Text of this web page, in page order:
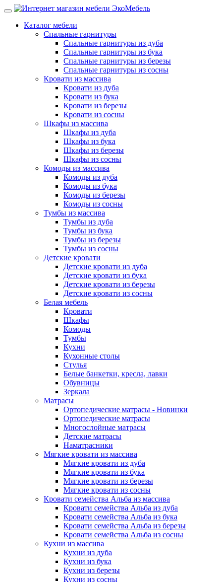
Каталог мебели
Спальные гарнитуры
Спальные гарнитуры из дуба
Спальные гарнитуры из бука
Спальные гарнитуры из березы
Спальные гарнитуры из сосны
Кровати из массива
Кровати из дуба
Кровати из бука
Кровати из березы
Кровати из сосны
Шкафы из массива
Шкафы из дуба
Шкафы из бука
Шкафы из березы
Шкафы из сосны
Комоды из массива
Комоды из дуба
Комоды из бука
Комоды из березы
Комоды из сосны
Тумбы из массива
Тумбы из дуба
Тумбы из бука
Тумбы из березы
Тумбы из сосны
Детские кровати
Детские кровати из дуба
Детские кровати из бука
Детские кровати из березы
Детские кровати из сосны
Белая мебель
Кровати
Шкафы
Комоды
Тумбы
Кухни
Кухонные столы
Стулья
Белые банкетки, кресла, лавки
Обувницы
Зеркала
Матрасы
Ортопедические матрасы - Новинки
Ортопедические матрасы
Многослойные матрасы
Детские матрасы
Наматрасники
Мягкие кровати из массива
Мягкие кровати из дуба
Мягкие кровати из бука
Мягкие кровати из березы
Мягкие кровати из сосны
Кровати семейства Альба из массива
Кровати семейства Альба из дуба
Кровати семейства Альба из бука
Кровати семейства Альба из березы
Кровати семейства Альба из сосны
Кухни из массива
Кухни из дуба
Кухни из бука
Кухни из березы
Кухни из сосны